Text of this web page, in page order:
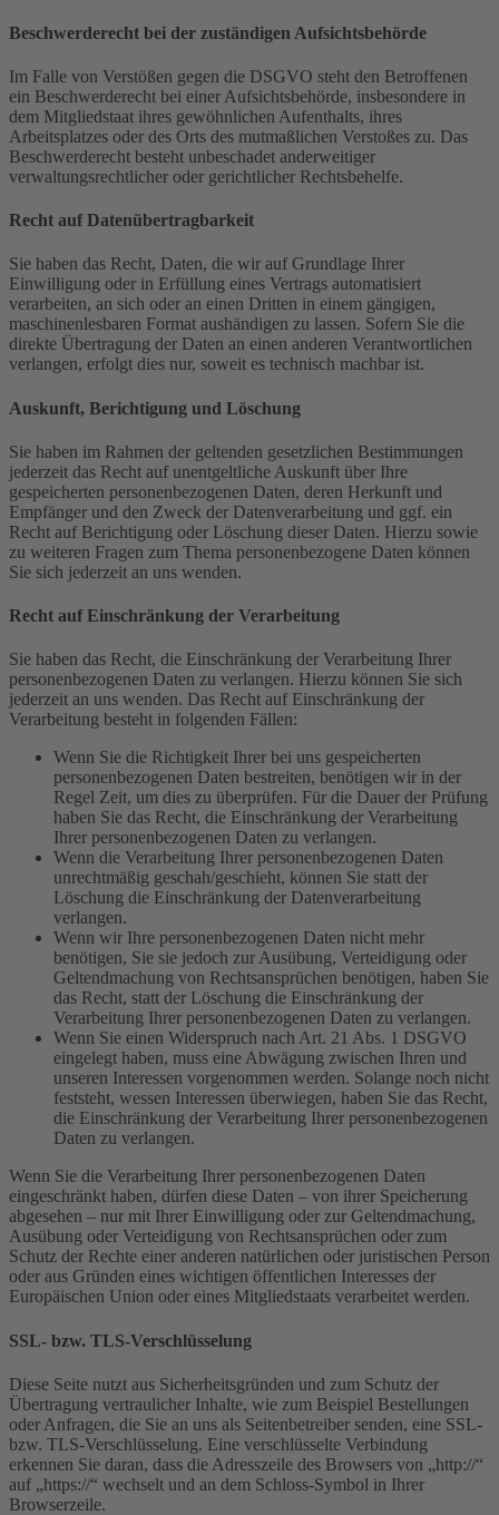
Beschwerde­recht bei der zuständigen Aufsichts­behörde
Im Falle von Verstößen gegen die DSGVO steht den Betroffenen
ein Beschwerderecht bei einer Aufsichtsbehörde, insbesondere in
dem Mitgliedstaat ihres gewöhnlichen Aufenthalts, ihres
Arbeitsplatzes oder des Orts des mutmaßlichen Verstoßes zu. Das
Beschwerderecht besteht unbeschadet anderweitiger
verwaltungsrechtlicher oder gerichtlicher Rechtsbehelfe.
Recht auf Daten­übertrag­barkeit
Sie haben das Recht, Daten, die wir auf Grundlage Ihrer
Einwilligung oder in Erfüllung eines Vertrags automatisiert
verarbeiten, an sich oder an einen Dritten in einem gängigen,
maschinenlesbaren Format aushändigen zu lassen. Sofern Sie die
direkte Übertragung der Daten an einen anderen Verantwortlichen
verlangen, erfolgt dies nur, soweit es technisch machbar ist.
Auskunft, Berichtigung und Löschung
Sie haben im Rahmen der geltenden gesetzlichen Bestimmungen
jederzeit das Recht auf unentgeltliche Auskunft über Ihre
gespeicherten personenbezogenen Daten, deren Herkunft und
Empfänger und den Zweck der Datenverarbeitung und ggf. ein
Recht auf Berichtigung oder Löschung dieser Daten. Hierzu sowie
zu weiteren Fragen zum Thema personenbezogene Daten können
Sie sich jederzeit an uns wenden.
Recht auf Einschränkung der Verarbeitung
Sie haben das Recht, die Einschränkung der Verarbeitung Ihrer
personenbezogenen Daten zu verlangen. Hierzu können Sie sich
jederzeit an uns wenden. Das Recht auf Einschränkung der
Verarbeitung besteht in folgenden Fällen:
Wenn Sie die Richtigkeit Ihrer bei uns gespeicherten
personenbezogenen Daten bestreiten, benötigen wir in der
Regel Zeit, um dies zu überprüfen. Für die Dauer der Prüfung
haben Sie das Recht, die Einschränkung der Verarbeitung
Ihrer personenbezogenen Daten zu verlangen.
Wenn die Verarbeitung Ihrer personenbezogenen Daten
unrechtmäßig geschah/geschieht, können Sie statt der
Löschung die Einschränkung der Datenverarbeitung
verlangen.
Wenn wir Ihre personenbezogenen Daten nicht mehr
benötigen, Sie sie jedoch zur Ausübung, Verteidigung oder
Geltendmachung von Rechtsansprüchen benötigen, haben Sie
das Recht, statt der Löschung die Einschränkung der
Verarbeitung Ihrer personenbezogenen Daten zu verlangen.
Wenn Sie einen Widerspruch nach Art. 21 Abs. 1 DSGVO
eingelegt haben, muss eine Abwägung zwischen Ihren und
unseren Interessen vorgenommen werden. Solange noch nicht
feststeht, wessen Interessen überwiegen, haben Sie das Recht,
die Einschränkung der Verarbeitung Ihrer personenbezogenen
Daten zu verlangen.
Wenn Sie die Verarbeitung Ihrer personenbezogenen Daten
eingeschränkt haben, dürfen diese Daten – von ihrer Speicherung
abgesehen – nur mit Ihrer Einwilligung oder zur Geltendmachung,
Ausübung oder Verteidigung von Rechtsansprüchen oder zum
Schutz der Rechte einer anderen natürlichen oder juristischen Person
oder aus Gründen eines wichtigen öffentlichen Interesses der
Europäischen Union oder eines Mitgliedstaats verarbeitet werden.
SSL- bzw. TLS-Verschlüsselung
Diese Seite nutzt aus Sicherheitsgründen und zum Schutz der
Übertragung vertraulicher Inhalte, wie zum Beispiel Bestellungen
oder Anfragen, die Sie an uns als Seitenbetreiber senden, eine SSL-
bzw. TLS-Verschlüsselung. Eine verschlüsselte Verbindung
erkennen Sie daran, dass die Adresszeile des Browsers von „http://“
auf „https://“ wechselt und an dem Schloss-Symbol in Ihrer
Browserzeile.